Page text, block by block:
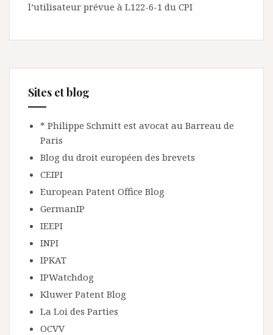
l’utilisateur prévue à L122-6-1 du CPI
Sites et blog
* Philippe Schmitt est avocat au Barreau de
Paris
Blog du droit européen des brevets
CEIPI
European Patent Office Blog
GermanIP
IEEPI
INPI
IPKAT
IPWatchdog
Kluwer Patent Blog
La Loi des Parties
OCVV